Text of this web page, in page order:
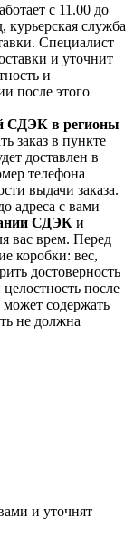
с 11.00 до
курьерская служба
Специалист
и уточнит
и
после этого
СДЭК в регионы
заказ в пункте
доставлен в
телефона
выдачи заказа.
адреса с вами
СДЭК и
вас врем. Перед
коробки: вес,
достоверность
после
может содержать
не должна
и уточнят